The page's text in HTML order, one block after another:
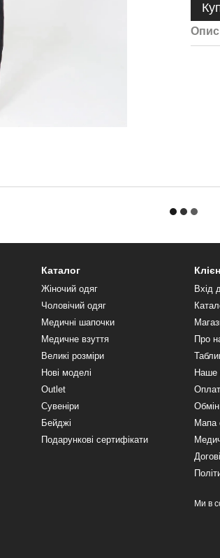
Опис
Каталог
Жіночий одяг
Чоловічий одяг
Медичні шапочки
Медичне взуття
Великі розміри
Нові моделі
Outlet
Сувеніри
Бейджі
Подарункові сертифікати
Вхід
Про
Наше
Мапа
Ми в